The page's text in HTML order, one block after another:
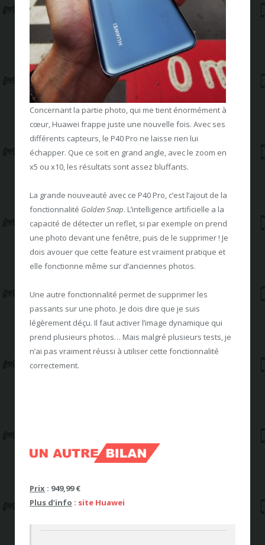
Concernant la partie photo, qui me tient énormément à
cœur, Huawei frappe juste une nouvelle fois. Avec ses
différents capteurs, le P40 Pro ne laisse rien lui
échapper. Que ce soit en grand angle, avec le zoom en
x5 ou x10, les résultats sont assez bluffants.
La grande nouveauté avec ce P40 Pro, c’est l’ajout de la
fonctionnalité Golden Snap. L’intelligence artificielle a la
capacité de détecter un reflet, si par exemple on prend
une photo devant une fenêtre, puis de le supprimer ! Je
dois avouer que cette feature est vraiment pratique et
elle fonctionne même sur d’anciennes photos.
Une autre fonctionnalité permet de supprimer les
passants sur une photo. Je dois dire que je suis
légèrement déçu. Il faut activer l’image dynamique qui
prend plusieurs photos… Mais malgré plusieurs tests, je
n’ai pas vraiment réussi à utiliser cette fonctionnalité
correctement.
Prix : 949,99 €
Plus d’info : site Huawei